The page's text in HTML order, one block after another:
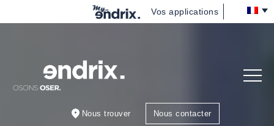
Nous
Vous
accompagner
Nous rejoindre
Vos applications
Nous trouver Nous contacter